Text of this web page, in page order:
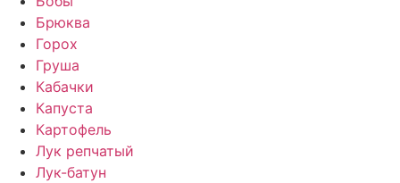
Брюква
Горох
Груша
Кабачки
Капуста
Картофель
Лук репчатый
Лук-батун